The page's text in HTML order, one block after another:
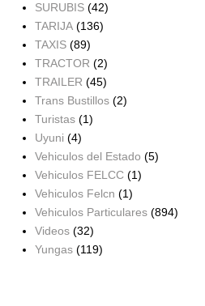
SURUBIS (42)
TARIJA (136)
TAXIS (89)
TRACTOR (2)
TRAILER (45)
Trans Bustillos (2)
Turistas (1)
Uyuni (4)
Vehiculos del Estado (5)
Vehiculos FELCC (1)
Vehiculos Felcn (1)
Vehiculos Particulares (894)
Videos (32)
Yungas (119)